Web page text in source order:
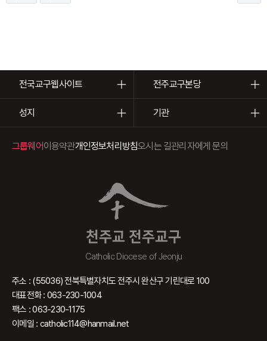
전국교구웹사이트 전주교구본당
성지 기관
천주교 전주교구
Catholic Diocese of Jeonju
그룹웨어이용약관개인정보처리방침오시는 길관리자에게 문의
주소 : (55036) 전북특별자치도 전주시 완산구 기린대로 100
대표전화 : 063-230-1004
팩스 : 063-230-1175
이메일 : catholic114@hanmail.net